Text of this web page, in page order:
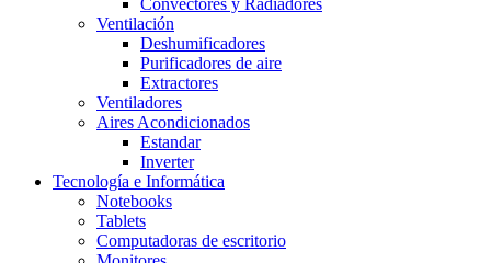
Convectores y Radiadores
Ventilación
Deshumificadores
Purificadores de aire
Extractores
Ventiladores
Aires Acondicionados
Estandar
Inverter
Tecnología e Informática
Notebooks
Tablets
Computadoras de escritorio